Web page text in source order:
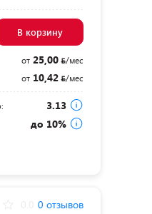
В корзину
от25,00
/мес
от10,42 /мес
3.13
до 10%
0 отзывов